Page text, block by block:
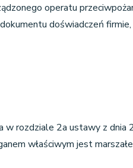
operatu
doświadczeń firmie,
rozdziale 2a ustawy z dnia
właściwym jest